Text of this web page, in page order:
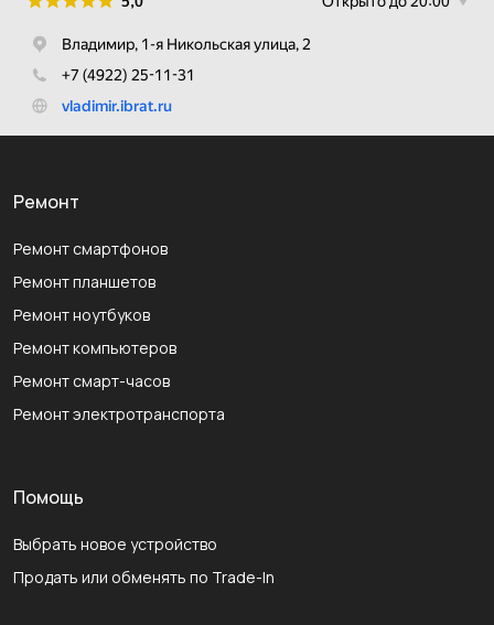
Ремонт
Ремонт смартфонов
Ремонт планшетов
Ремонт ноутбуков
Ремонт компьютеров
Ремонт смарт-часов
Ремонт электротранспорта
Помощь
Выбрать новое устройство
Продать или обменять по Trade-In